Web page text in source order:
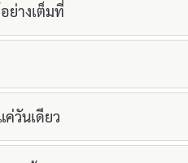
ย่างเต็มที่
วันเดียว